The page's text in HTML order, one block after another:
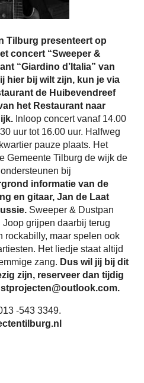
Tilburg presenteert op
concert “Sweeper &
“Giardino d’Italia” van
hier bij wilt zijn, kun je via
de Huibevendreef
het Restaurant naar
Inloop concert vanaf 14.00
uur tot 16.00 uur. Halfweg
pauze plaats. Het
Gemeente Tilburg de wijk de
bij
informatie van de
en gitaar, Jan de Laat
Sweeper & Dustpan
grijpen daarbij terug
rockabilly, maar spelen ook
Het liedje staat altijd
zang. Dus wil jij bij dit
zijn, reserveer dan tijdig
-543 3349.